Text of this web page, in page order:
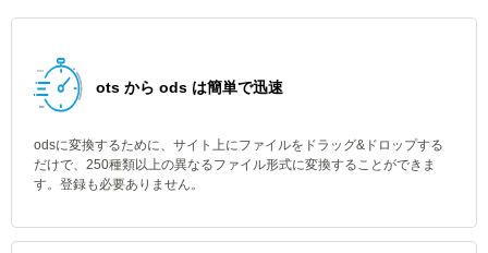
ots から ods は簡単で迅速
odsに変換するために、サイト上にファイルをドラッグ&ドロップする
だけで、250種類以上の異なるファイル形式に変換することができま
す。登録も必要ありません。